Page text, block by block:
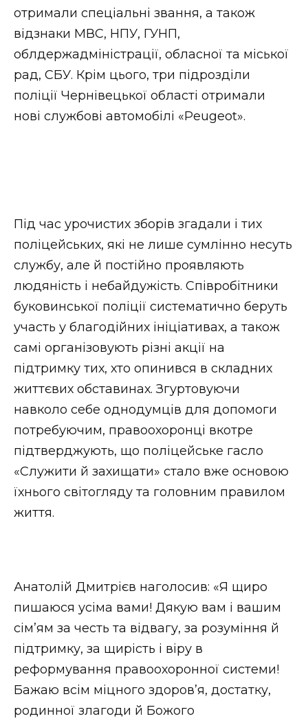
отримали спеціальні звання, а також
відзнаки МВС, НПУ, ГУНП,
облдержадміністрації, обласної та міської
рад, СБУ. Крім цього, три підрозділи
поліції Чернівецької області отримали
нові службові автомобілі «Peugeot».
Під час урочистих зборів згадали і тих
поліцейських, які не лише сумлінно несуть
службу, але й постійно проявляють
людяність і небайдужість. Співробітники
буковинської поліції систематично беруть
участь у благодійних ініціативах, а також
самі організовують різні акції на
підтримку тих, хто опинився в складних
життєвих обставинах. Згуртовуючи
навколо себе однодумців для допомоги
потребуючим, правоохоронці вкотре
підтверджують, що поліцейське гасло
«Служити й захищати» стало вже основою
їхнього світогляду та головним правилом
життя.
Анатолій Дмитрієв наголосив: «Я щиро
пишаюся усіма вами! Дякую вам і вашим
сім’ям за честь та відвагу, за розуміння й
підтримку, за щирість і віру в
реформування правоохоронної системи!
Бажаю всім міцного здоров’я, достатку,
родинної злагоди й Божого